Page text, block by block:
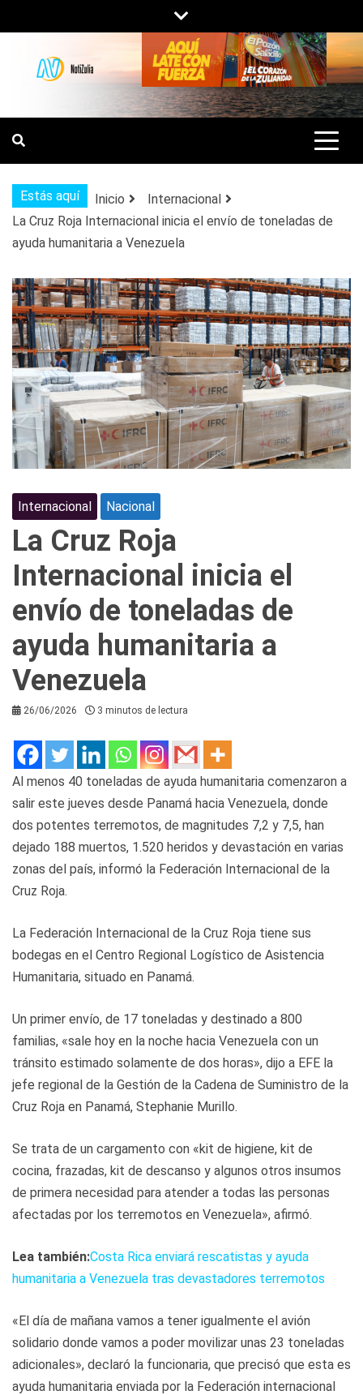
al
contenido
NOTIZULIA
NOTICIAS DEL ZULIA, VENEZUELA Y
DE INTERÉS GENERAL.
Estás aquí Inicio
Internacional
La Cruz Roja Internacional inicia el envío de toneladas de
ayuda humanitaria a Venezuela
Internacional Nacional
La Cruz Roja
Internacional inicia el
envío de toneladas de
ayuda humanitaria a
Venezuela
26/06/2026 3 minutos de lectura
Al menos 40 toneladas de ayuda humanitaria comenzaron a
salir este jueves desde Panamá hacia Venezuela, donde
dos potentes terremotos, de magnitudes 7,2 y 7,5, han
dejado 188 muertos, 1.520 heridos y devastación en varias
zonas del país, informó la Federación Internacional de la
Cruz Roja.
La Federación Internacional de la Cruz Roja tiene sus
bodegas en el Centro Regional Logístico de Asistencia
Humanitaria, situado en Panamá.
Un primer envío, de 17 toneladas y destinado a 800
familias, «sale hoy en la noche hacia Venezuela con un
tránsito estimado solamente de dos horas», dijo a EFE la
jefe regional de la Gestión de la Cadena de Suministro de la
Cruz Roja en Panamá, Stephanie Murillo.
Se trata de un cargamento con «kit de higiene, kit de
cocina, frazadas, kit de descanso y algunos otros insumos
de primera necesidad para atender a todas las personas
afectadas por los terremotos en Venezuela», afirmó.
Lea también:Costa Rica enviará rescatistas y ayuda
humanitaria a Venezuela tras devastadores terremotos
«El día de mañana vamos a tener igualmente el avión
solidario donde vamos a poder movilizar unas 23 toneladas
adicionales», declaró la funcionaria, que precisó que esta es
ayuda humanitaria enviada por la Federación internacional